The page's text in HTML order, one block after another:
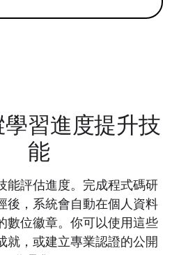
習進度提升技
能
能評估進度。完成程式碼研
後，系統會自動在個人資料
數位徽章。你可以使用這些
就，或建立專業認證的公開